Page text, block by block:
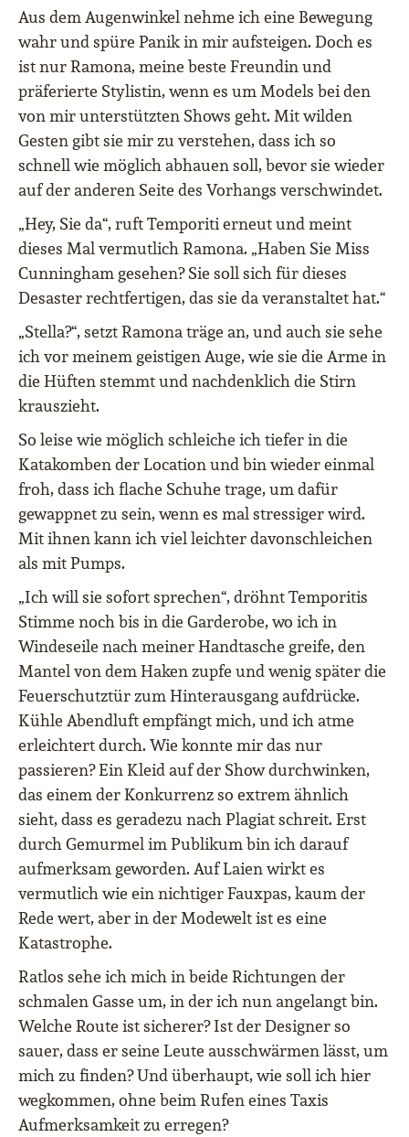
Aus dem Augenwinkel nehme ich eine Bewegung
wahr und spüre Panik in mir aufsteigen. Doch es
ist nur Ramona, meine beste Freundin und
präferierte Stylistin, wenn es um Models bei den
von mir unterstützten Shows geht. Mit wilden
Gesten gibt sie mir zu verstehen, dass ich so
schnell wie möglich abhauen soll, bevor sie wieder
auf der anderen Seite des Vorhangs verschwindet.
„Hey, Sie da“, ruft Temporiti erneut und meint
dieses Mal vermutlich Ramona. „Haben Sie Miss
Cunningham gesehen? Sie soll sich für dieses
Desaster rechtfertigen, das sie da veranstaltet hat.“
„Stella?“, setzt Ramona träge an, und auch sie sehe
ich vor meinem geistigen Auge, wie sie die Arme in
die Hüften stemmt und nachdenklich die Stirn
krauszieht.
So leise wie möglich schleiche ich tiefer in die
Katakomben der Location und bin wieder einmal
froh, dass ich flache Schuhe trage, um dafür
gewappnet zu sein, wenn es mal stressiger wird.
Mit ihnen kann ich viel leichter davonschleichen
als mit Pumps.
„Ich will sie sofort sprechen“, dröhnt Temporitis
Stimme noch bis in die Garderobe, wo ich in
Windeseile nach meiner Handtasche greife, den
Mantel von dem Haken zupfe und wenig später die
Feuerschutztür zum Hinterausgang aufdrücke.
Kühle Abendluft empfängt mich, und ich atme
erleichtert durch. Wie konnte mir das nur
passieren? Ein Kleid auf der Show durchwinken,
das einem der Konkurrenz so extrem ähnlich
sieht, dass es geradezu nach Plagiat schreit. Erst
durch Gemurmel im Publikum bin ich darauf
aufmerksam geworden. Auf Laien wirkt es
vermutlich wie ein nichtiger Fauxpas, kaum der
Rede wert, aber in der Modewelt ist es eine
Katastrophe.
Ratlos sehe ich mich in beide Richtungen der
schmalen Gasse um, in der ich nun angelangt bin.
Welche Route ist sicherer? Ist der Designer so
sauer, dass er seine Leute ausschwärmen lässt, um
mich zu finden? Und überhaupt, wie soll ich hier
wegkommen, ohne beim Rufen eines Taxis
Aufmerksamkeit zu erregen?